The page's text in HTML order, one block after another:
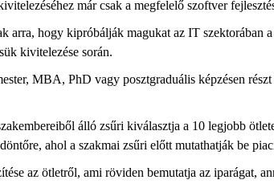
már csak a megfelelő szoftver
arra, hogy kipróbálják magukat az IT szektorában
kivitelezése során.
MBA, PhD vagy posztgraduális képzésen
álló zsűri kiválasztja a 10 legjobb
ahol a szakmai zsűri előtt mutathatják be
az ötletről, ami röviden bemutatja az iparágat,